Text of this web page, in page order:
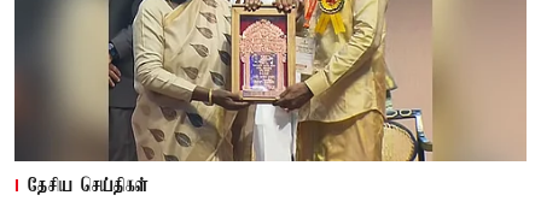
தேசிய செய்திகள்